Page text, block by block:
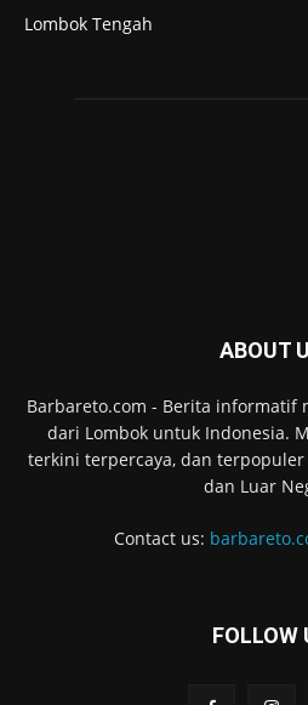
Lombok Tengah
ABOUT
Barbareto.com - Berita informatif
dari Lombok untuk Indonesia.
terkini terpercaya, dan
dan Luar
Contact us:
FOLLOW